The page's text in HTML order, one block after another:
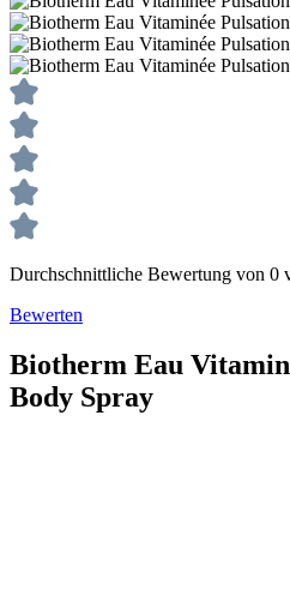
Durchschnittliche Bewertung von 0
Bewerten
Biotherm Eau
Body Spray